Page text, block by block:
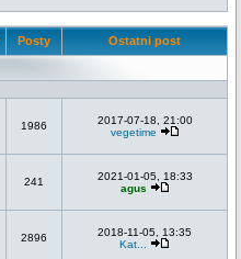
Posty Ostatni post
1986
2017-07-18, 21:00
vegetime
241
2021-01-05, 18:33
agus
2896
2018-11-05, 13:35
Kat...